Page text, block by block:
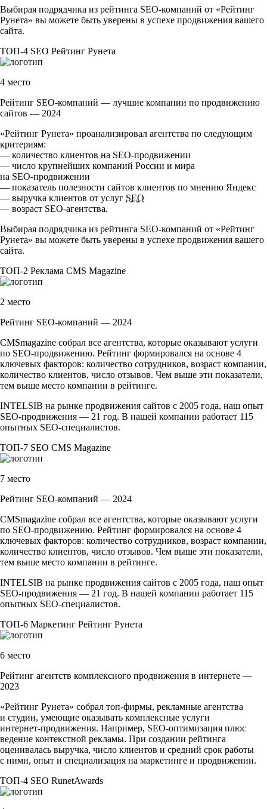
Выбирая подрядчика из рейтинга SEO-компаний от «Рейтинг
Рунета» вы можете быть уверены в успехе продвижения вашего
сайта.
ТОП-4 SEO Рейтинг Рунета
4 место
Рейтинг SEO-компаний — лучшие компании по продвижению
сайтов — 2024
«Рейтинг Рунета» проанализировал агентства по следующим
критериям:
— количество клиентов на SEO-продвижении
— число крупнейших компаний России и мира
на SEO-продвижении
— показатель полезности сайтов клиентов по мнению Яндекс
— выручка клиентов от услуг SEO
— возраст SEO-агентства.
Выбирая подрядчика из рейтинга SEO-компаний от «Рейтинг
Рунета» вы можете быть уверены в успехе продвижения вашего
сайта.
ТОП-2 Реклама CMS Magazine
2 место
Рейтинг SEO-компаний — 2024
CMSmagazine собрал все агентства, которые оказывают услуги
по SEO-продвижению. Рейтинг формировался на основе 4
ключевых факторов: количество сотрудников, возраст компании,
количество клиентов, число отзывов. Чем выше эти показатели,
тем выше место компании в рейтинге.
INTELSIB на рынке продвижения сайтов с 2005 года, наш опыт
SEO-продвижения — 21 год. В нашей компании работает 115
опытных SEO-специалистов.
ТОП-7 SEO CMS Magazine
7 место
Рейтинг SEO-компаний — 2024
CMSmagazine собрал все агентства, которые оказывают услуги
по SEO-продвижению. Рейтинг формировался на основе 4
ключевых факторов: количество сотрудников, возраст компании,
количество клиентов, число отзывов. Чем выше эти показатели,
тем выше место компании в рейтинге.
INTELSIB на рынке продвижения сайтов с 2005 года, наш опыт
SEO-продвижения — 21 год. В нашей компании работает 115
опытных SEO-специалистов.
ТОП-6 Маркетинг Рейтинг Рунета
6 место
Рейтинг агентств комплексного продвижения в интернете —
2023
«Рейтинг Рунета» собрал топ-фирмы, рекламные агентства
и студии, умеющие оказывать комплексные услуги
интернет-продвижения. Например, SEO-оптимизация плюс
ведение контекстной рекламы. При создании рейтинга
оценивалась выручка, число клиентов и средний срок работы
с ними, опыт и специализация на маркетинге и продвижении.
ТОП-4 SEO RunetAwards